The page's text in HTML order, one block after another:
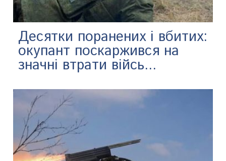
Десятки поранених і вбитих:
окупант поскаржився на
значні втрати війсь...